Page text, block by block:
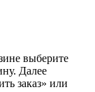
выберите
Далее
заказ» или